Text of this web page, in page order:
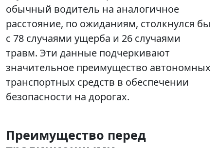
обычный водитель на аналогичное
расстояние, по ожиданиям, столкнулся бы
с 78 случаями ущерба и 26 случаями
травм. Эти данные подчеркивают
значительное преимущество автономных
транспортных средств в обеспечении
безопасности на дорогах.
Преимущество перед